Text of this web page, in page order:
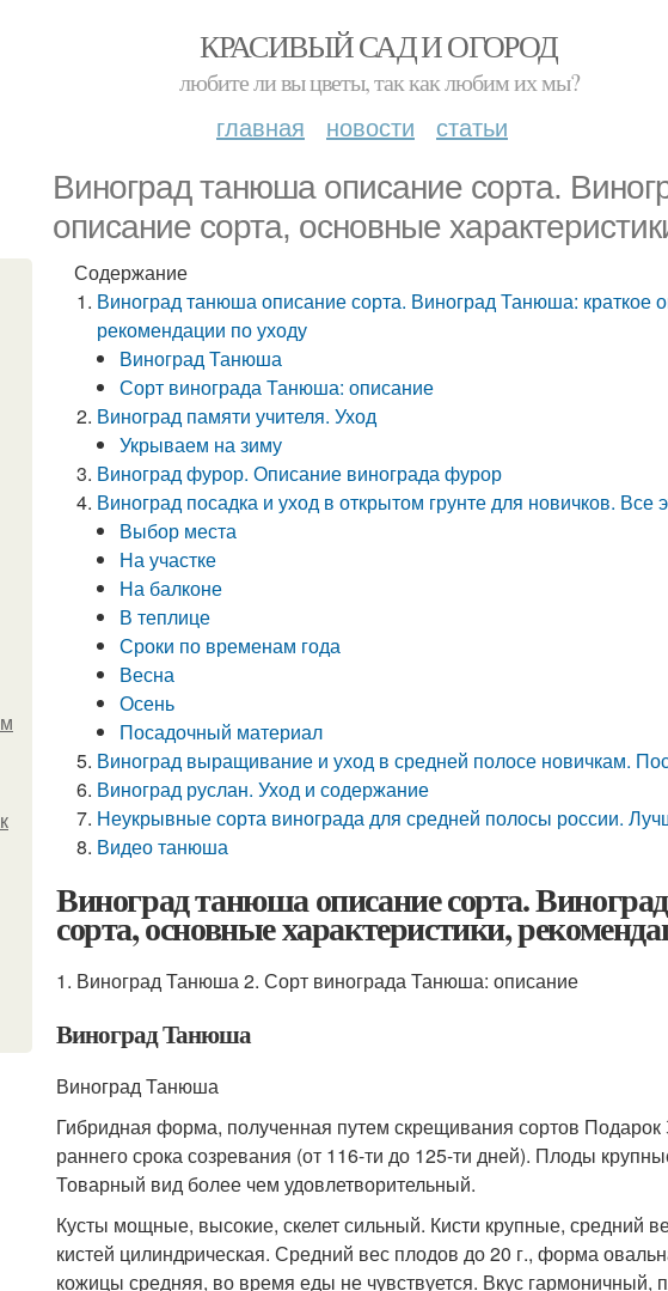
КРАСИВЫЙ САД И ОГОРОД
любите ли вы цветы, так как любим их мы?
главная новости статьи
Виноград танюша описание сорта.
описание сорта, основные
Содержание
Виноград танюша описание сорта. Виноград Танюша: краткое
рекомендации по уходу
Виноград Танюша
Сорт винограда Танюша: описание
Виноград памяти учителя. Уход
Укрываем на зиму
Виноград фурор. Описание винограда фурор
Виноград посадка и уход в открытом грунте для новичков.
Выбор места
На участке
На балконе
В теплице
Сроки по временам года
Весна
Осень
Посадочный материал
Виноград выращивание и уход в средней полосе новичкам.
Виноград руслан. Уход и содержание
Неукрывные сорта винограда для средней полосы россии.
Видео танюша
Виноград танюша описание сорта.
сорта, основные характеристики,
1. Виноград Танюша 2. Сорт винограда Танюша: описание
Виноград Танюша
Виноград Танюша
Гибридная форма, полученная путем скрещивания сортов
раннего срока созревания (от 116-ти до 125-ти дней). Плоды
Товарный вид более чем удовлетворительный.
Кусты мощные, высокие, скелет сильный. Кисти крупные, средний
кистей цилиндpическая. Средний вес плодов до 20 г., форма
кожицы средняя, во время еды не чувствуется. Вкус гармоничный,